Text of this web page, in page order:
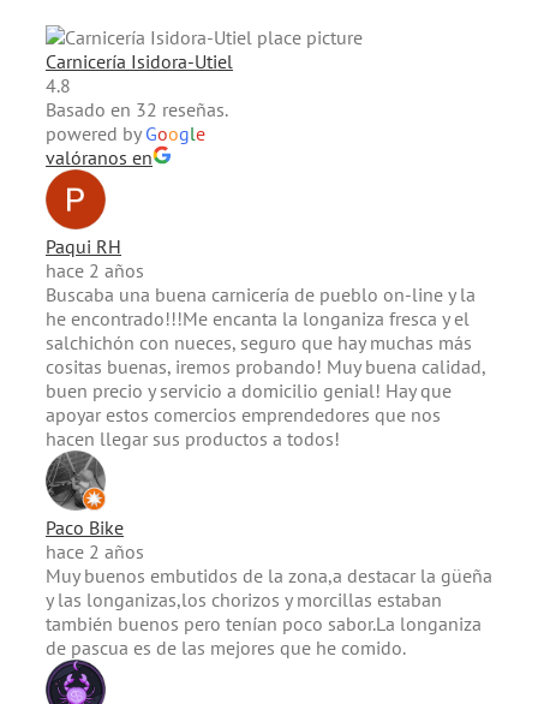
Carnicería Isidora-Utiel
4.8
Basado en 32 reseñas.
powered by Google
valóranos en
Paqui RH
hace 2 años
Buscaba una buena carnicería de pueblo on-line y la
he encontrado!!!Me encanta la longaniza fresca y el
salchichón con nueces, seguro que hay muchas más
cositas buenas, iremos probando! Muy buena calidad,
buen precio y servicio a domicilio genial! Hay que
apoyar estos comercios emprendedores que nos
hacen llegar sus productos a todos!
Paco Bike
hace 2 años
Muy buenos embutidos de la zona,a destacar la güeña
y las longanizas,los chorizos y morcillas estaban
también buenos pero tenían poco sabor.La longaniza
de pascua es de las mejores que he comido.